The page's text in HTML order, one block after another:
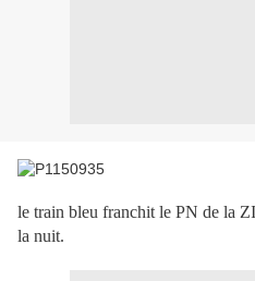
le train bleu franchit le PN de la
la nuit.